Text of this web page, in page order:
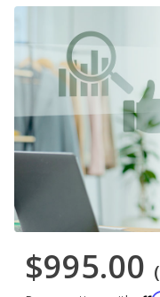
$995.00